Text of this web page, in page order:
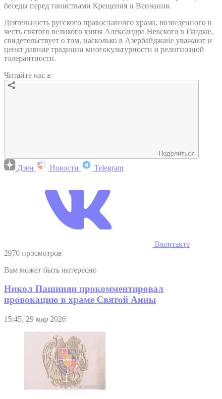
беседы перед таинствами Крещения и Венчания.
Деятельность русского православного храма, возведенного в
честь святого великого князя Александра Невского в Гяндже,
свидетельствует о том, насколько в Азербайджане уважают и
ценят давние традиции многокультурности и религиозной
толерантности.
Читайте нас в
Поделиться
Дзен Новости Telegram
Вконтакте
2970 просмотров
Вам может быть интересно
Никол Пашинян прокомментировал
провокацию в храме Святой Анны
15:45, 29 мар 2026